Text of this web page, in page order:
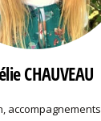
CHAUVEAU
accompagnements